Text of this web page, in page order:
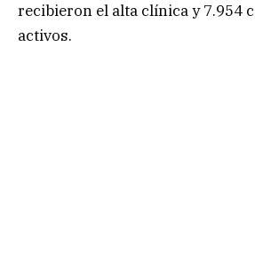
recibieron el alta clínica y 7.954
activos.